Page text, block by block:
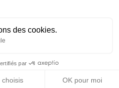
des cookies.
par
choisis OK pour moi